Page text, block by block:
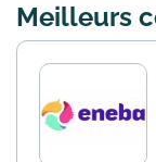
Meilleurs